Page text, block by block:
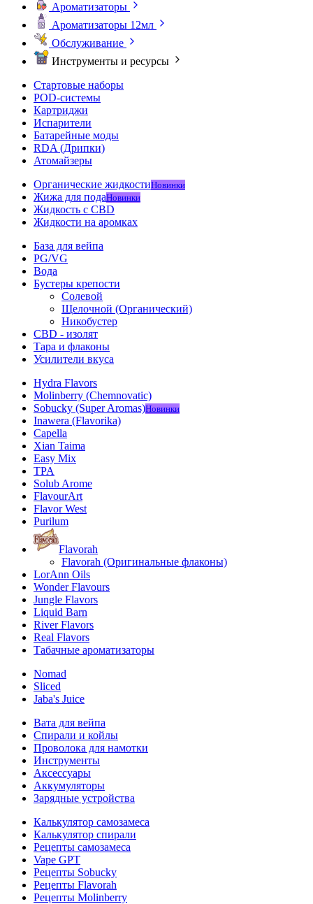
Ароматизаторы
Ароматизаторы 12мл
Обслуживание
Инструменты и ресурсы
Стартовые наборы
POD-системы
Картриджи
Испарители
Батарейные моды
RDA (Дрипки)
Атомайзеры
Органические жидкостиНовинки
Жижа для подаНовинки
Жидкость с CBD
Жидкости на аромках
База для вейпа
PG/VG
Вода
Бустеры крепости
Солевой
Щелочной (Органический)
Никобустер
CBD - изолят
Тара и флаконы
Усилители вкуса
Hydra Flavors
Molinberry (Chemnovatic)
Sobucky (Super Aromas)Новинки
Inawera (Flavorika)
Capella
Xian Taima
Easy Mix
TPA
Solub Arome
FlavourArt
Flavor West
Purilum
Flavorah
Flavorah (Оригинальные флаконы)
LorAnn Oils
Wonder Flavours
Jungle Flavors
Liquid Barn
River Flavors
Real Flavors
Табачные ароматизаторы
Nomad
Sliced
Jaba's Juice
Вата для вейпа
Спирали и койлы
Проволока для намотки
Инструменты
Аксесcуары
Аккумуляторы
Зарядные устройства
Калькулятор самозамеса
Калькулятор спирали
Рецепты самозамеса
Vape GPT
Рецепты Sobucky
Рецепты Flavorah
Рецепты Molinberry